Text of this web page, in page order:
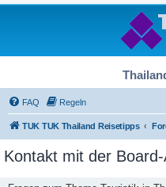
FAQ Regeln
TUK TUK Thailand Reisetipps
Kontakt mit der